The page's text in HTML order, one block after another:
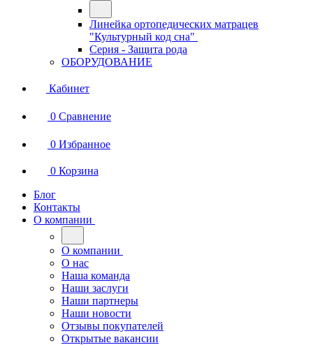
Линейка ортопедических матрацев
"Культурный код сна"
Серия - Защита рода
ОБОРУДОВАНИЕ
Кабинет
0 Сравнение
0 Избранное
0 Корзина
Блог
Контакты
О компании
О компании
О нас
Наша команда
Наши заслуги
Наши партнеры
Наши новости
Отзывы покупателей
Открытые вакансии